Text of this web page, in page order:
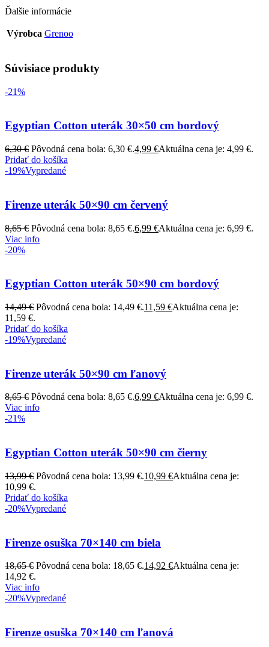
Ďalšie informácie
Výrobca Grenoo
Súvisiace produkty
-21%
Egyptian Cotton uterák 30×50 cm bordový
6,30€ Pôvodná cena bola: 6,30 €.4,99 €Aktuálna cena je: 4,99 €.
Pridať do košíka
-19%Vypredané
Firenze uterák 50×90 cm červený
8,65€ Pôvodná cena bola: 8,65 €.6,99 €Aktuálna cena je: 6,99 €.
Viac info
-20%
Egyptian Cotton uterák 50×90 cm bordový
14,49€ Pôvodná cena bola: 14,49 €.11,59 €Aktuálna cena je:
11,59 €.
Pridať do košíka
-19%Vypredané
Firenze uterák 50×90 cm ľanový
8,65€ Pôvodná cena bola: 8,65 €.6,99 €Aktuálna cena je: 6,99 €.
Viac info
-21%
Egyptian Cotton uterák 50×90 cm čierny
13,99€ Pôvodná cena bola: 13,99 €.10,99 €Aktuálna cena je:
10,99 €.
Pridať do košíka
-20%Vypredané
Firenze osuška 70×140 cm biela
18,65€ Pôvodná cena bola: 18,65 €.14,92 €Aktuálna cena je:
14,92 €.
Viac info
-20%Vypredané
Firenze osuška 70×140 cm ľanová